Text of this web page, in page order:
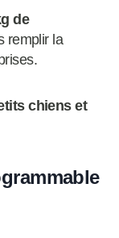
de
remplir la
chiens et